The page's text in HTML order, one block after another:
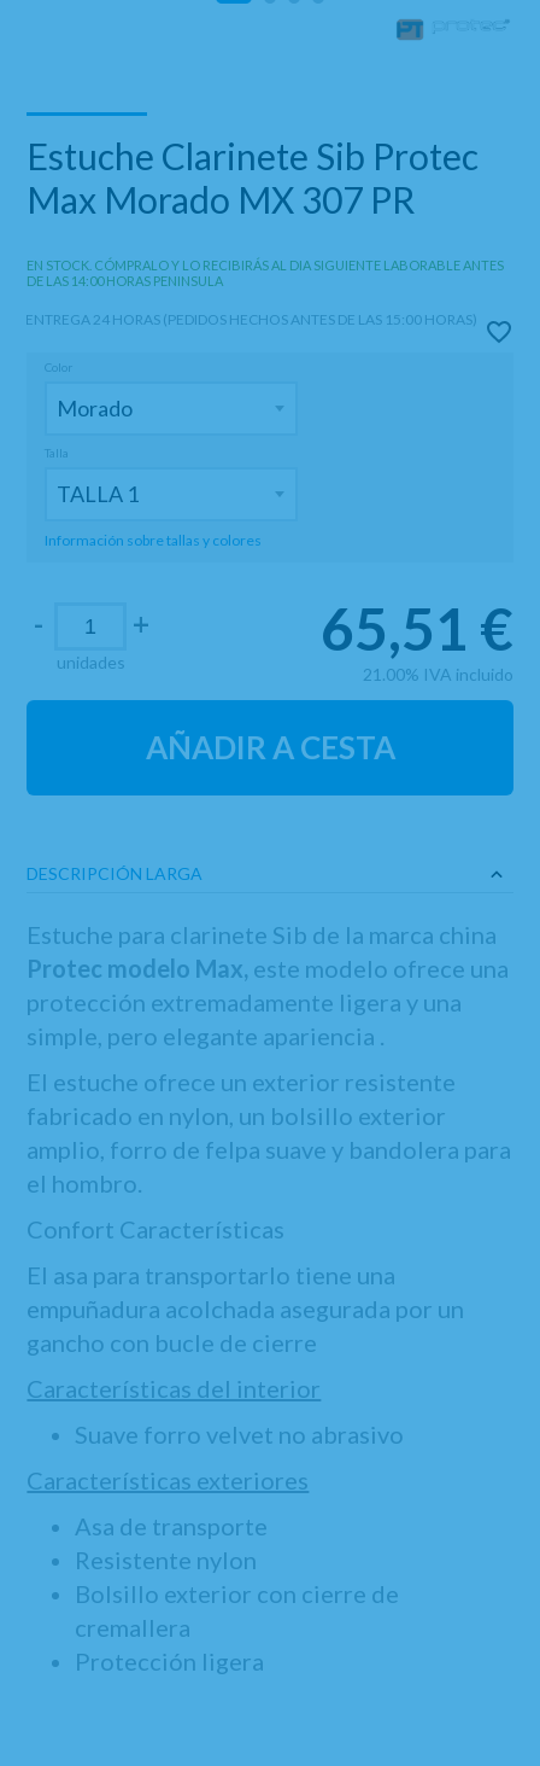
Estuche Clarinete Sib Protec
Max Morado MX 307 PR
EN STOCK. CÓMPRALO Y LO RECIBIRÁS AL DIA SIGUIENTE LABORABLE ANTES
DE LAS 14:00 HORAS PENINSULA
ENTREGA 24 HORAS (PEDIDOS HECHOS ANTES DE LAS 15:00 HORAS)
Color
Talla
Información sobre tallas y colores
-
unidades
+ 65,51 €
21.00% IVA incluido
AÑADIR A CESTA
DESCRIPCIÓN LARGA
Estuche para clarinete Sib de la marca china
Protec modelo Max, este modelo ofrece una
protección extremadamente ligera y una
simple, pero elegante apariencia .
El estuche ofrece un exterior resistente
fabricado en nylon, un bolsillo exterior
amplio, forro de felpa suave y bandolera para
el hombro.
Confort Características
El asa para transportarlo tiene una
empuñadura acolchada asegurada por un
gancho con bucle de cierre
Características del interior
Suave forro velvet no abrasivo
Características exteriores
Asa de transporte
Resistente nylon
Bolsillo exterior con cierre de
cremallera
Protección ligera